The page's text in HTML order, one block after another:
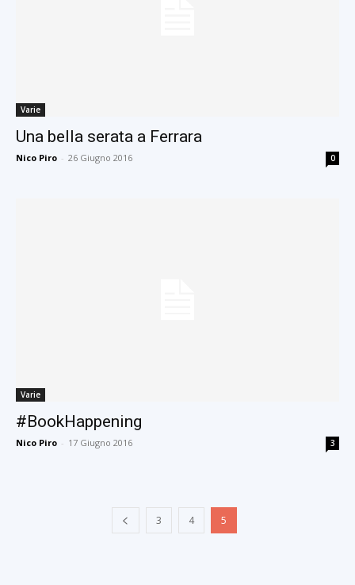
Varie
Una bella serata a Ferrara
Nico Piro - 26 Giugno 2016 0
Varie
#BookHappening
Nico Piro - 17 Giugno 2016 3
3 4 5